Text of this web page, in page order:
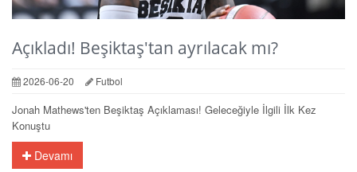
Açıkladı! Beşiktaş'tan ayrılacak mı?
2026-06-20 Futbol
Jonah Mathews'ten Beşiktaş Açıklaması! Geleceğiyle İlgili İlk Kez
Konuştu
Devamı